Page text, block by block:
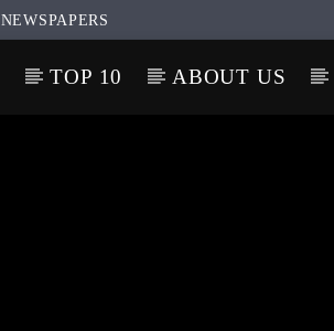
NEWSPAPERS
TOP 10 ABOUT US